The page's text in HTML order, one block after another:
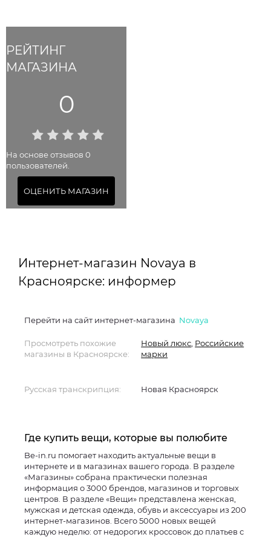
РЕЙТИНГ
МАГАЗИНА
0
На основе отзывов 0
пользователей.
ОЦЕНИТЬ МАГАЗИН
Интернет-магазин Novaya в
Красноярске: информер
Перейти на сайт интернет-магазина Novaya
Просмотреть похожие
магазины в Красноярске:
Новый люкс Российские
марки
Русская транскрипция: Новая Красноярск
Где купить вещи, которые вы полюбите
Be-in.ru помогает находить актуальные вещи в
интернете и в магазинах вашего города. В разделе
«Магазины» собрана практически полезная
информация о 3000 брендов, магазинов и торговых
центров. В разделе «Вещи» представлена женская,
мужская и детская одежда, обувь и аксессуары из 200
интернет-магазинов. Всего 5000 новых вещей
каждую неделю: от недорогих кроссовок до платьев с